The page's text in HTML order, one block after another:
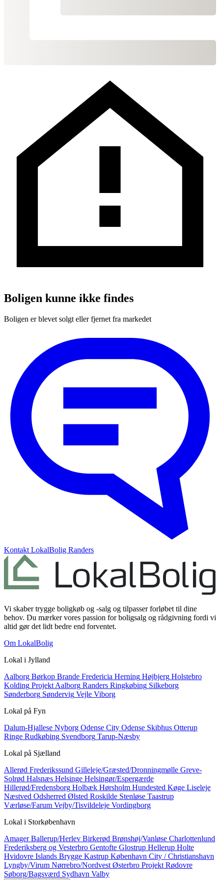
Boligen kunne ikke findes
Boligen er blevet solgt eller fjernet fra markedet
Kontakt LokalBolig Randers
Vi skaber trygge boligkøb og -salg og tilpasser forløbet til dine
behov. Du mærker vores passion for boligsalg og rådgivning fordi vi
altid gør det lidt bedre end forventet.
Om LokalBolig
Lokal i Jylland
Aalborg Børkop Brande Fredericia Herning Højbjerg Holstebro
Kolding Projekt Aalborg Randers Ringkøbing Silkeborg
Sønderborg Søndervig Vejle Viborg
Lokal på Fyn
Dalum-Hjallese Nyborg Odense City Odense Skibhus Otterup
Ringe Rudkøbing Svendborg Tarup-Næsby
Lokal på Sjælland
Allerød Frederikssund Gilleleje/Græsted/Dronningmølle Greve-
Solrød Halsnæs Helsinge Helsingør/Espergærde
Hillerød/Fredensborg Holbæk Hørsholm Hundested Køge Liseleje
Næstved Odsherred Ølsted Roskilde Stenløse Taastrup
Værløse/Farum Vejby/Tisvildeleje Vordingborg
Lokal i Storkøbenhavn
AmagerBallerup/Herlev Birkerød Brønshøj/Vanløse Charlottenlund
Frederiksberg og Vesterbro Gentofte Glostrup Hellerup Holte
Hvidovre Islands Brygge Kastrup København City / Christianshavn
Lyngby/Virum Nørrebro/Nordvest Østerbro Projekt Rødovre
Søborg/Bagsværd Sydhavn Valby